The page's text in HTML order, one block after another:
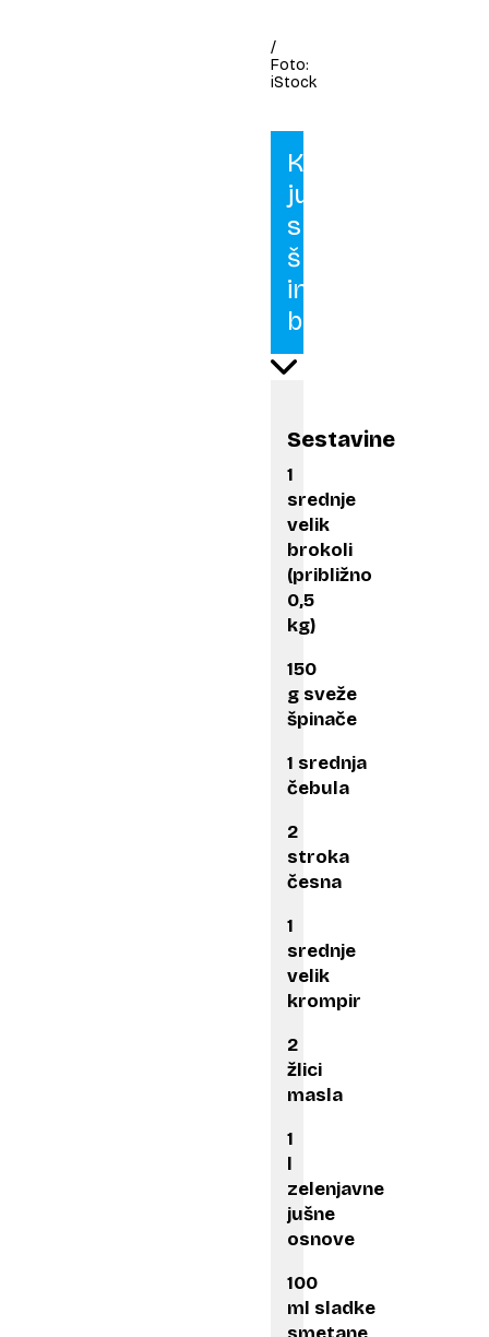
/
Foto:
iStock
Kremna
juha
s
špinačo
in
brokolijem
Sestavine
1
srednje
velik
brokoli
(približno
0,5
kg)
150
g sveže
špinače
1 srednja
čebula
2
stroka
česna
1
srednje
velik
krompir
2
žlici
masla
1
l
zelenjavne
jušne
osnove
100
ml sladke